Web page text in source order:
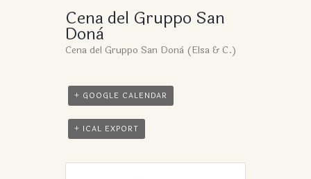
Cena del Gruppo San
Donà
Cena del Gruppo San Donà (Elsa & C.)
+ GOOGLE CALENDAR
+ ICAL EXPORT